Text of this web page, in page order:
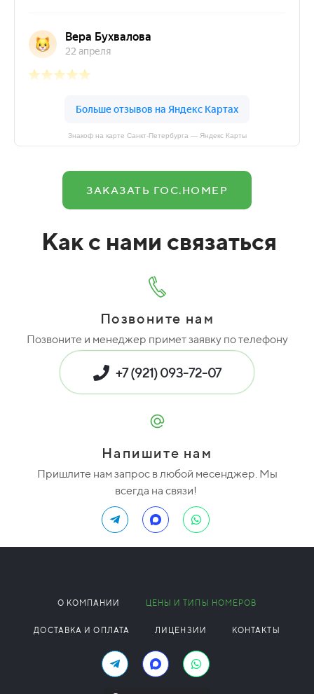
Знакоф на карте Санкт‑Петербурга — Яндекс Карты
ЗАКАЗАТЬ ГОС.НОМЕР
Как с нами связаться
Позвоните нам
Позвоните и менеджер примет заявку по телефону
+7 (921) 093-72-07
Напишите нам
Пришлите нам запрос в любой месенджер. Мы
всегда на связи!
О КОМПАНИИ ЦЕНЫ И ТИПЫ НОМЕРОВ
ДОСТАВКА И ОПЛАТА ЛИЦЕНЗИИ КОНТАКТЫ